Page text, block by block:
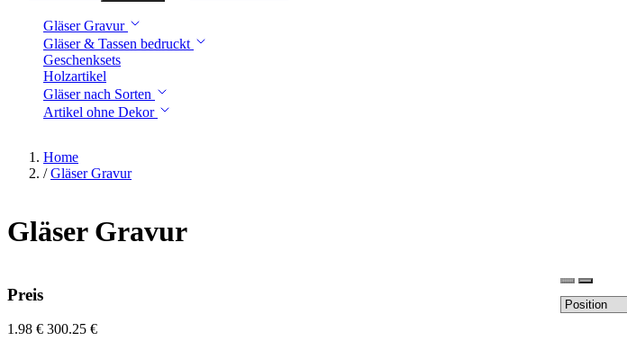
Gläser Gravur
Gläser & Tassen bedruckt
Geschenksets
Holzartikel
Gläser nach Sorten
Artikel ohne Dekor
Home
/ Gläser Gravur
Gläser Gravur
Preis
1.98 € 300.25 €